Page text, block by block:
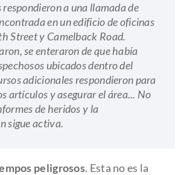
respondieron a una llamada de
en un edificio de oficinas
Street y Camelback Road.
se enteraron de que había
ubicados dentro del
adicionales respondieron para
artículos y asegurar el área... No
de heridos y la
sigue activa.
peligrosos. Esta no es la